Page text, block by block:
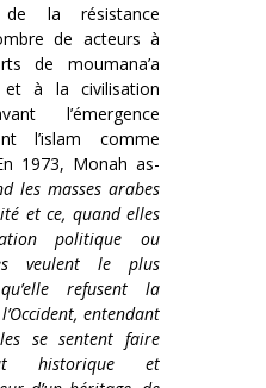
la résistance
de acteurs à
de moumana’a
à la civilisation
l’émergence
l’islam comme
1973, Monah as-
les masses arabes
et ce, quand elles
politique ou
veulent le plus
refusent la
entendant
se sentent faire
historique et